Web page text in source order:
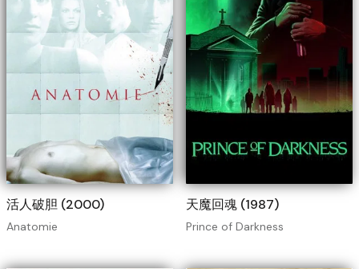
活人破胆 (2000)
Anatomie
天魔回魂 (1987)
Prince of Darkness